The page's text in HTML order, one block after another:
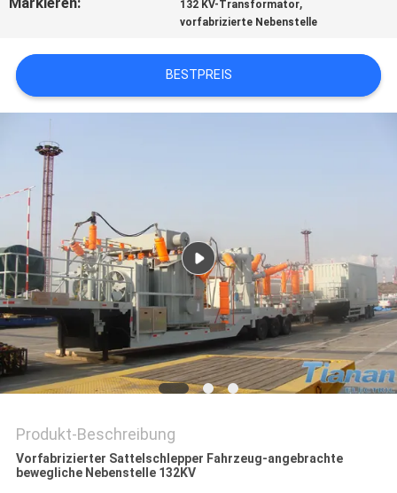
NACHRICHTEN
FORDERN
SIE EIN
ZITAT
SITEMAP
PRIVACY
POLICY
132 KV-Transformator
vorfabrizierte Nebenstelle
BESTPREIS
Produkt-Beschreibung
Vorfabrizierter Sattelschlepper Fahrzeug-angebrachte
bewegliche Nebenstelle 132KV